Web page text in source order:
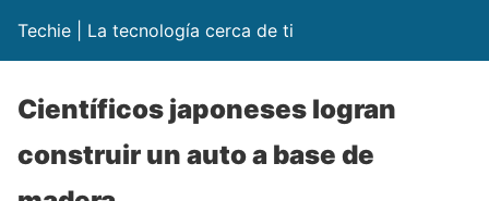
Techie | La tecnología cerca de ti
Científicos japoneses logran
construir un auto a base de